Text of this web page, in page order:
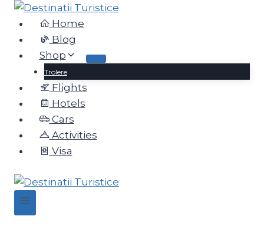
Home
Blog
Shop
Trolere
Flights
Hotels
Cars
Activities
Visa